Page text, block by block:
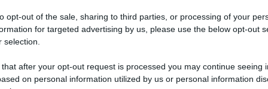
opt-out of the sale, sharing to third parties, or processing of your
for targeted advertising by us, please use the below opt-out
selection.
after your opt-out request is processed you may continue seeing
on personal information utilized by us or personal information